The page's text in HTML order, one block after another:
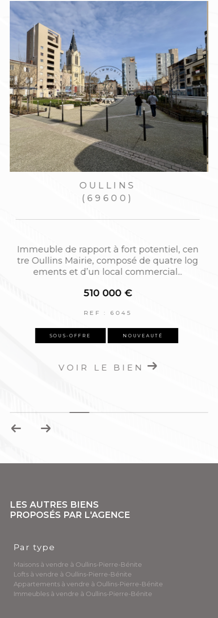
OULLINS-PIERRE-BÉNITE
(69600)
Dans le centre d’Oullins, à quelques mètr
es de la mairie, du métro et de toutes les
LES AUTRES BIENS
PROPOSÉS PAR L'AGENCE
Par type
Maisons à vendre à Oullins-Pierre-Bénite
Lofts à vendre à Oullins-Pierre-Bénite
Appartements à vendre à Oullins-Pierre-Bénite
Immeubles à vendre à Oullins-Pierre-Bénite